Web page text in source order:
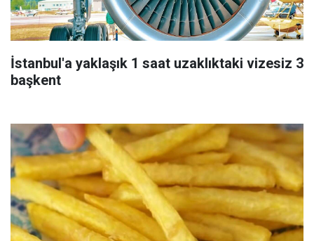
İstanbul'a yaklaşık 1 saat uzaklıktaki vizesiz 3
başkent